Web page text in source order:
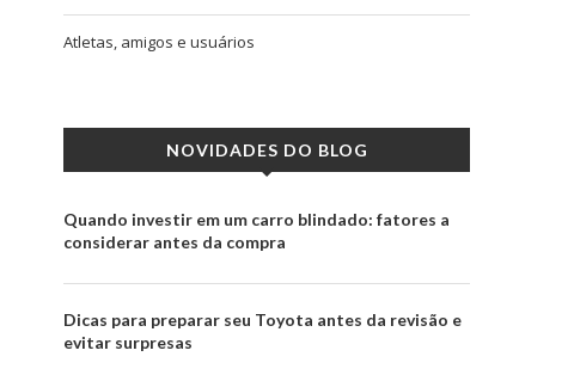
Atletas, amigos e usuários
NOVIDADES DO BLOG
Quando investir em um carro blindado: fatores a
considerar antes da compra
Dicas para preparar seu Toyota antes da revisão e
evitar surpresas